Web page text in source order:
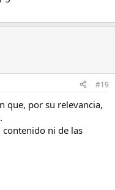
#19
que, por su relevancia,
contenido ni de las